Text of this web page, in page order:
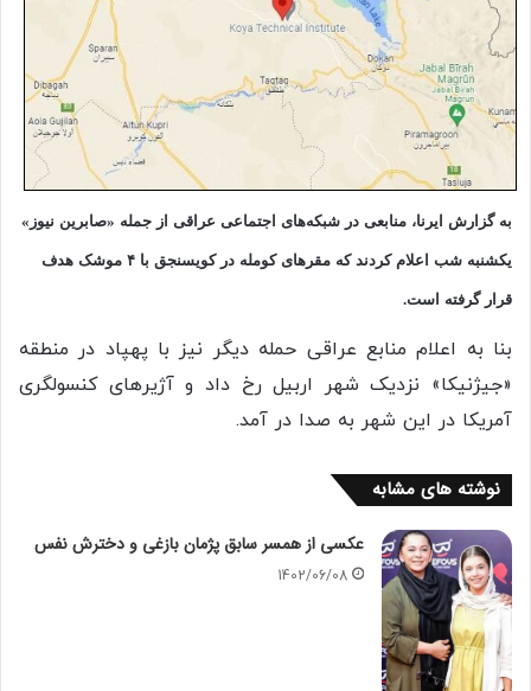
به گزارش ایرنا، منابعی در شبکه‌های اجتماعی عراقی از جمله «صابرین نیوز»
یکشنبه شب اعلام کردند که مقرهای کومله در کویسنجق با ۴ موشک هدف
قرار گرفته است.
بنا به اعلام منابع عراقی حمله دیگر نیز با پهپاد در منطقه
«جیژنیکا» نزدیک شهر اربیل رخ داد و آژیرهای کنسولگری
آمریکا در این شهر به صدا در آمد.
نوشته های مشابه
عکسی از همسر سابق پژمان بازغی و دخترش نفس
1402/06/08